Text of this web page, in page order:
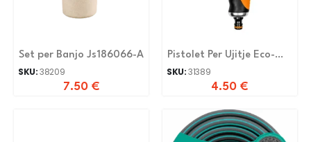
Set per Banjo Js186066-A
SKU:38209
7.50 €
Pistolet Per Ujitje Eco-
2038
SKU:31389
4.50 €